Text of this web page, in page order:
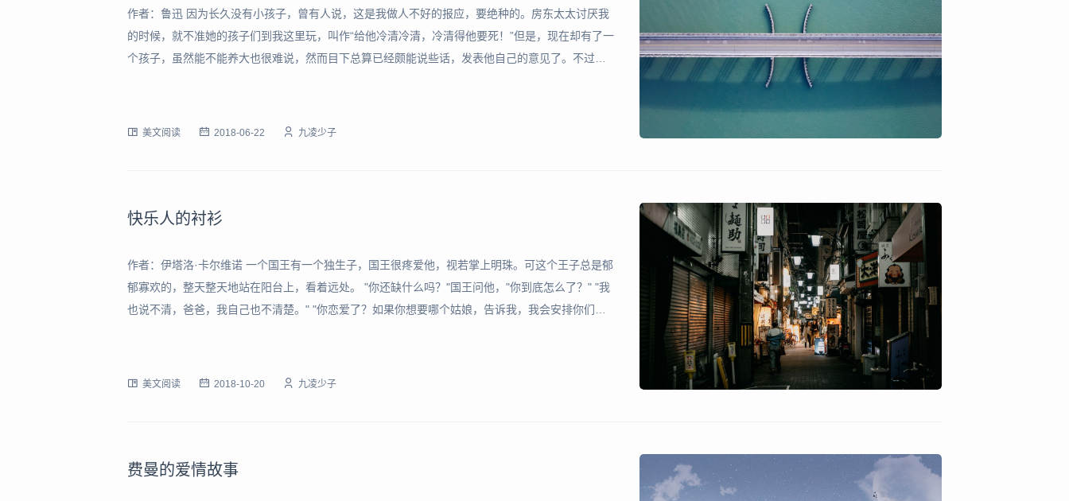
作者：鲁迅 因为长久没有小孩子，曾有人说，这是我做人不好的报应，要绝种的。房东太太讨厌我
的时候，就不准她的孩子们到我这里玩，叫作“给他冷清冷清，冷清得他要死！”但是，现在却有了一
个孩子，虽然能不能养大也很难说，然而目下总算已经颇能说些话，发表他自己的意见了。不过不
美文阅读 2018-06-22 九凌少子
快乐人的衬衫
作者：伊塔洛·卡尔维诺 一个国王有一个独生子，国王很疼爱他，视若掌上明珠。可这个王子总是郁
郁寡欢的，整天整天地站在阳台上，看着远处。 "你还缺什么吗？"国王问他，"你到底怎么了？" "我
也说不清，爸爸，我自己也不清楚。" "你恋爱了？如果你想要哪个姑娘，告诉我，我会安排你们结
美文阅读 2018-10-20 九凌少子
费曼的爱情故事